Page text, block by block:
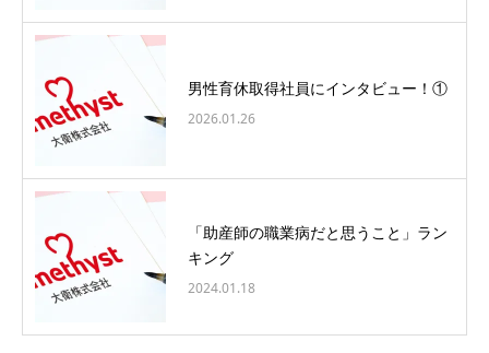
男性育休取得社員にインタビュー！①
2026.01.26
「助産師の職業病だと思うこと」ラン
キング
2024.01.18